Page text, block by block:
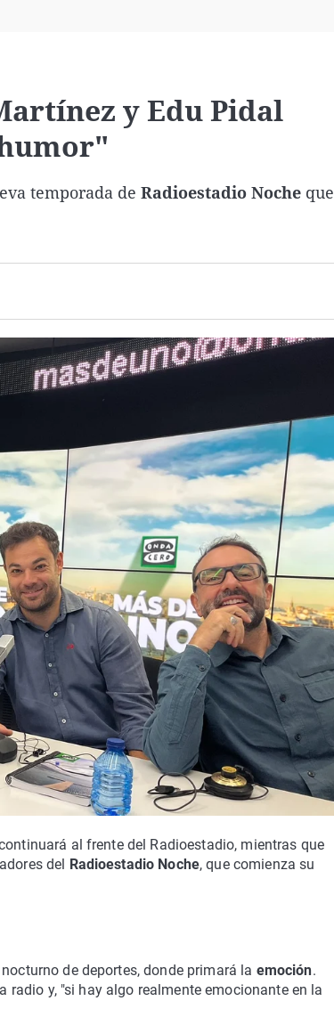
y Edu Pidal
temporada de Radioestadio Noche que
al frente del Radioestadio, mientras que
del Radioestadio Noche, que comienza su
de deportes, donde primará la emoción.
radio y, "si hay algo realmente emocionante en la